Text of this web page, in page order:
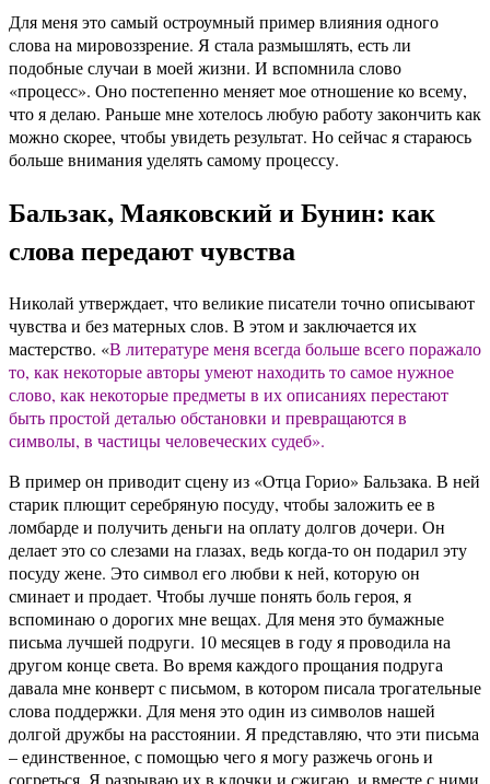
Для меня это самый остроумный пример влияния одного
слова на мировоззрение. Я стала размышлять, есть ли
подобные случаи в моей жизни. И вспомнила слово
«процесс». Оно постепенно меняет мое отношение ко всему,
что я делаю. Раньше мне хотелось любую работу закончить как
можно скорее, чтобы увидеть результат. Но сейчас я стараюсь
больше внимания уделять самому процессу.
Бальзак, Маяковский и Бунин: как
слова передают чувства
Николай утверждает, что великие писатели точно описывают
чувства и без матерных слов. В этом и заключается их
мастерство. «В литературе меня всегда больше всего поражало
то, как некоторые авторы умеют находить то самое нужное
слово, как некоторые предметы в их описаниях перестают
быть простой деталью обстановки и превращаются в
символы, в частицы человеческих судеб».
В пример он приводит сцену из «Отца Горио» Бальзака. В ней
старик плющит серебряную посуду, чтобы заложить ее в
ломбарде и получить деньги на оплату долгов дочери. Он
делает это со слезами на глазах, ведь когда-то он подарил эту
посуду жене. Это символ его любви к ней, которую он
сминает и продает. Чтобы лучше понять боль героя, я
вспоминаю о дорогих мне вещах. Для меня это бумажные
письма лучшей подруги. 10 месяцев в году я проводила на
другом конце света. Во время каждого прощания подруга
давала мне конверт с письмом, в котором писала трогательные
слова поддержки. Для меня это один из символов нашей
долгой дружбы на расстоянии. Я представляю, что эти письма
– единственное, с помощью чего я могу разжечь огонь и
согреться. Я разрываю их в клочки и сжигаю, и вместе с ними